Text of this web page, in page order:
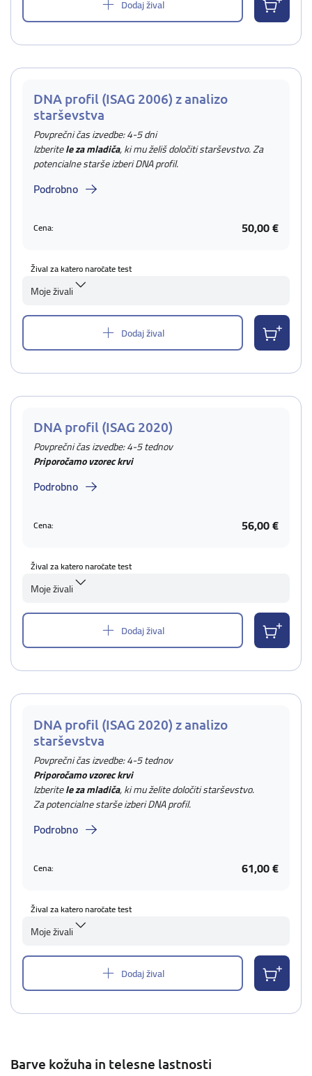
Dodaj žival
DNA profil (ISAG 2006) z analizo
starševstva
Povprečni čas izvedbe: 4-5 dni
Izberitele za mladiča, ki mu želiš določiti starševstvo. Za
potencialne starše izberi DNA profil.
Podrobno
Cena: 50,00 €
Žival za katero naročate test
Moje živali
Dodaj žival
DNA profil (ISAG 2020)
Povprečni čas izvedbe: 4-5 tednov
Priporočamo vzorec krvi
Podrobno
Cena: 56,00 €
Žival za katero naročate test
Moje živali
Dodaj žival
DNA profil (ISAG 2020) z analizo
starševstva
Povprečni čas izvedbe: 4-5 tednov
Priporočamo vzorec krvi
Izberitele za mladiča, ki mu želite določiti starševstvo.
Za potencialne starše izberi DNA profil.
Podrobno
Cena: 61,00 €
Žival za katero naročate test
Moje živali
Dodaj žival
Barve kožuha in telesne lastnosti